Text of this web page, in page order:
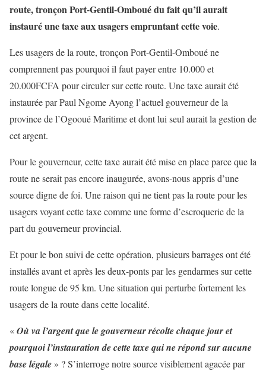
route, tronçon Port-Gentil-Omboué du fait qu’il aurait
instauré une taxe aux usagers empruntant cette voie.
Les usagers de la route, tronçon Port-Gentil-Omboué ne
comprennent pas pourquoi il faut payer entre 10.000 et
20.000FCFA pour circuler sur cette route. Une taxe aurait été
instaurée par Paul Ngome Ayong l’actuel gouverneur de la
province de l’Ogooué Maritime et dont lui seul aurait la gestion de
cet argent.
Pour le gouverneur, cette taxe aurait été mise en place parce que la
route ne serait pas encore inaugurée, avons-nous appris d’une
source digne de foi. Une raison qui ne tient pas la route pour les
usagers voyant cette taxe comme une forme d’escroquerie de la
part du gouverneur provincial.
Et pour le bon suivi de cette opération, plusieurs barrages ont été
installés avant et après les deux-ponts par les gendarmes sur cette
route longue de 95 km. Une situation qui perturbe fortement les
usagers de la route dans cette localité.
«Où va l’argent que le gouverneur récolte chaque jour et
pourquoi l’instauration de cette taxe qui ne répond sur aucune
base légale » ? S’interroge notre source visiblement agacée par